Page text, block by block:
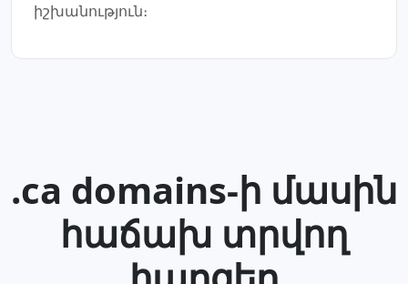
իշխանություն։
.ca domains-ի մասին
հաճախ տրվող